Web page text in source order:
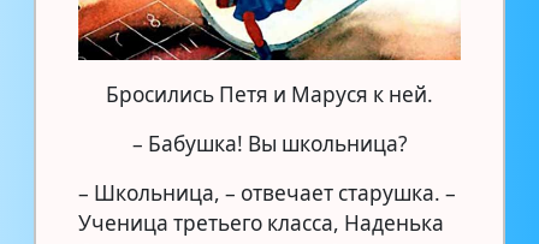
Бросились Петя и Маруся к ней.
– Бабушка! Вы школьница?
– Школьница, – отвечает старушка. –
Ученица третьего класса, Наденька